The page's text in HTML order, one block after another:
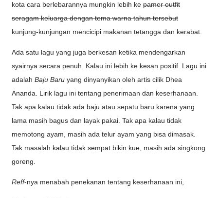
kota cara berlebarannya mungkin lebih ke pamer outfit
seragam keluarga dengan tema warna tahun tersebut
kunjung-kunjungan mencicipi makanan tetangga dan kerabat.
Ada satu lagu yang juga berkesan ketika mendengarkan
syairnya secara penuh. Kalau ini lebih ke kesan positif. Lagu ini
adalah Baju Baru yang dinyanyikan oleh artis cilik Dhea
Ananda. Lirik lagu ini tentang penerimaan dan keserhanaan.
Tak apa kalau tidak ada baju atau sepatu baru karena yang
lama masih bagus dan layak pakai. Tak apa kalau tidak
memotong ayam, masih ada telur ayam yang bisa dimasak.
Tak masalah kalau tidak sempat bikin kue, masih ada singkong
goreng.
Reff-nya menabah penekanan tentang keserhanaan ini,